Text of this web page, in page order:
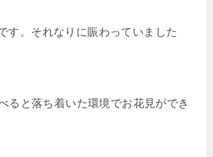
す。それなりに賑わっていました
ると落ち着いた環境でお花見ができ